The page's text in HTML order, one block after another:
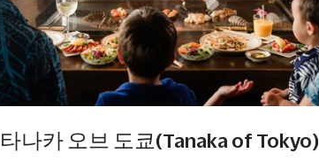
타나카 오브 도쿄(Tanaka of Tokyo)